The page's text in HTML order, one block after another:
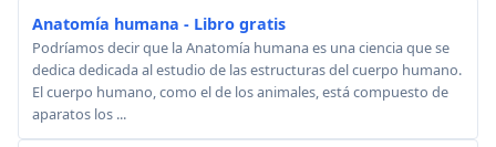
Anatomía humana - Libro gratis
Podríamos decir que la Anatomía humana es una ciencia que se
dedica dedicada al estudio de las estructuras del cuerpo humano.
El cuerpo humano, como el de los animales, está compuesto de
aparatos los ...